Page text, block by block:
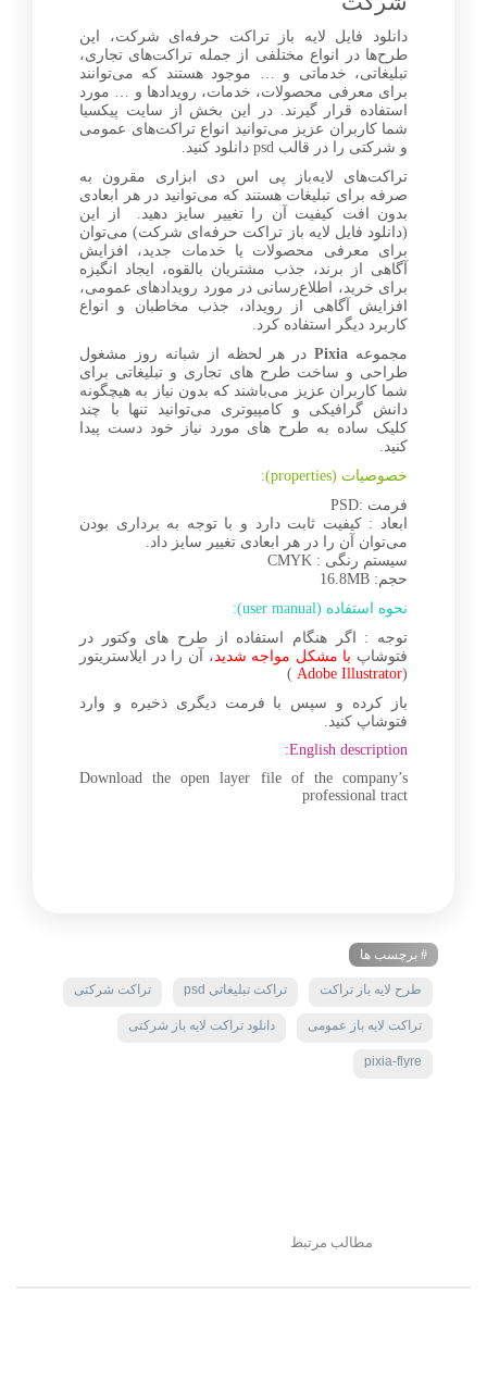
0
دانلود فایل لایه باز تراکت حرفه‌ای شرکت، این
طرح‌ها در انواع مختلفی از جمله تراکت‌های تجاری،
تبلیغاتی، خدماتی و … موجود هستند که می‌توانند
برای معرفی محصولات، خدمات، رویدادها و … مورد
استفاده قرار گیرند. در این بخش از سایت پیکسیا
شما کاربران عزیز می‌توانید انواع تراکت‌های عمومی
و شرکتی را در قالب psd دانلود کنید.
تراکت‌های لایه‌باز پی اس دی ابزاری مقرون به
صرفه برای تبلیغات هستند که می‌توانید در هر ابعادی
بدون افت کیفیت آن را تغییر سایز دهید. از این
(دانلود فایل لایه باز تراکت حرفه‌ای شرکت) می‌توان
برای معرفی محصولات یا خدمات جدید، افزایش
آگاهی از برند، جذب مشتریان بالقوه، ایجاد انگیزه
برای خرید، اطلاع‌رسانی در مورد رویدادهای عمومی،
افزایش آگاهی از رویداد، جذب مخاطبان و انواع
کاربرد دیگر استفاده کرد.
مجموعه Pixia در هر لحظه از شبانه روز مشغول
طراحی و ساخت طرح های تجاری و تبلیغاتی برای
شما کاربران عزیز می‌باشند که بدون نیاز به هیچگونه
دانش گرافیکی و کامپیوتری می‌توانید تنها با چند
کلیک ساده به طرح های مورد نیاز خود دست پیدا
کنید.
خصوصیات (properties):
فرمت :PSD
ابعاد : کیفیت ثابت دارد و با توجه به برداری بودن
می‌توان آن را در هر ابعادی تغییر سایز داد.
سیستم رنگی : CMYK
حجم: 16.8MB
نحوه استفاده (user manual):
توجه : اگر هنگام استفاده از طرح های وکتور در
فتوشاپ با مشکل مواجه شدید، آن را در ایلاستریتور
(
Adobe Illustrator
)
باز کرده و سپس با فرمت دیگری ذخیره و وارد
فتوشاپ کنید.
English description:
Download the open layer file of the company’s
professional tract
# برچسب ها
طرح لایه باز تراکت تراکت تبلیغاتی psd تراکت شرکتی
تراکت لایه باز عمومی دانلود تراکت لایه باز شرکتی
pixia-flyre
مطالب مرتبط